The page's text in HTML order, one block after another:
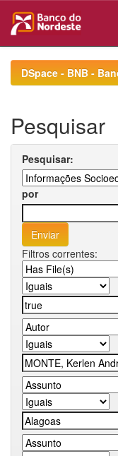
navigationDSpace - BNB -
Pesquisar
Pesquisar:
por
Filtros correntes: